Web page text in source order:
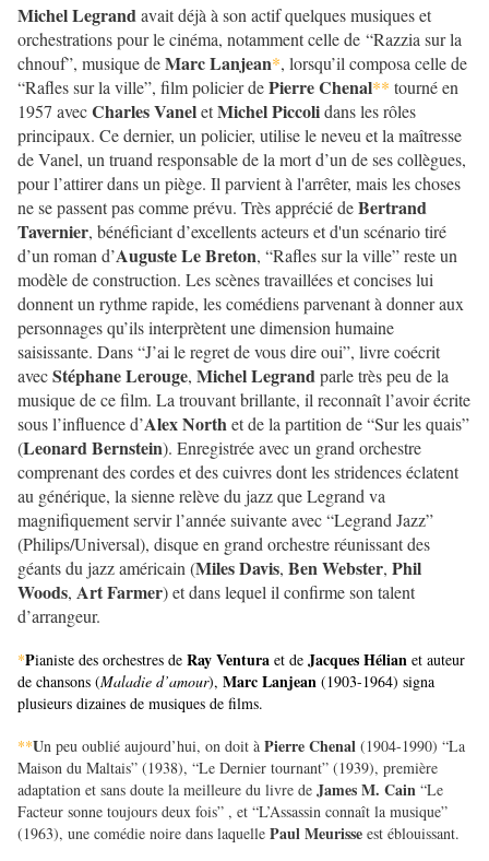
Michel Legrand avait déjà à son actif quelques musiques et
orchestrations pour le cinéma, notamment celle de “Razzia sur la
chnouf”, musique deMarc Lanjean*, lorsqu’il composa celle de
“Rafles sur la ville”, film policier dePierre Chenal** tourné en
1957 avecCharles VaneletMichel Piccolidans les rôles
principaux. Ce dernier, un policier, utilise le neveu et la maîtresse
de Vanel, un truand responsable de la mort d’un de ses collègues,
pour l’attirer dans un piège. Il parvient à l'arrêter, mais les choses
ne se passent pas comme prévu. Très apprécié deBertrand
Tavernier, bénéficiant d’excellents acteurs et d'un scénario tiré
d’un roman d’Auguste Le Breton, “Rafles sur la ville” reste un
modèle de construction. Les scènes travaillées et concises lui
donnent un rythme rapide, les comédiens parvenant à donner aux
personnages qu’ils interprètent une dimension humaine
saisissante. Dans “J’ai le regret de vous dire oui”, livre coécrit
avecStéphane Lerouge, Michel Legrand parle très peu de la
musique de ce film. La trouvant brillante, il reconnaît l’avoir écrite
sous l’influence d’Alex North et de la partition de “Sur les quais”
(Leonard Bernstein). Enregistrée avec un grand orchestre
comprenant des cordes et des cuivres dont les stridences éclatent
au générique, la sienne relève du jazz que Legrand va
magnifiquement servir l’année suivante avec “Legrand Jazz”
(Philips/Universal), disque en grand orchestre réunissant des
géants du jazz américain (Miles Davis, Ben Webster, Phil
Woods, Art Farmer) et dans lequel il confirme son talent
d’arrangeur.
*Pianiste des orchestres de Ray Ventura et de Jacques Hélian et auteur
de chansons (Maladie d’amour), Marc Lanjean (1903-1964) signa
plusieurs dizaines de musiques de films.
**Un peu oublié aujourd’hui, on doit à Pierre Chenal (1904-1990) “La
Maison du Maltais” (1938), “Le Dernier tournant” (1939), première
adaptation et sans doute la meilleure du livre de James M. Cain “Le
Facteur sonne toujours deux fois” , et “L’Assassin connaît la musique”
(1963), une comédie noire dans laquelle Paul Meurisse est éblouissant.